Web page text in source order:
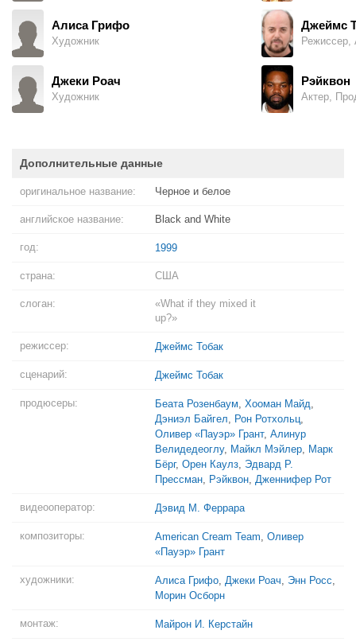
Алиса Грифо
Художник
Джеки Роач
Художник
Джеймс
Режиссер,
Рэйквон
Актер,
Дополнительные данные
оригинальное название: Черное и белое
английское название: Black and White
год: 1999
страна: США
слоган:
«What if they mixed it
up?»
режиссер: Джеймс Тобак
сценарий: Джеймс Тобак
продюсеры: Беата Розенбаум, Хооман Майд,
Дэниэл Байгел, Рон Ротхольц,
Оливер «Пауэр» Грант, Алинур
Велидедеоглу, Майкл Мэйлер, Марк
Бёрг, Орен Каулз, Эдвард Р.
Прессман, Рэйквон, Дженнифер Рот
видеооператор: Дэвид М. Феррара
композиторы: American Cream Team, Оливер
«Пауэр» Грант
художники: Алиса Грифо, Джеки Роач, Энн Росс,
Морин Осборн
монтаж: Майрон И. Керстайн